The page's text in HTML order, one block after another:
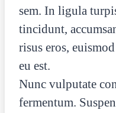
sem. In ligula
tincidunt,
risus eros,
eu est.
Nunc vulputate
fermentum.